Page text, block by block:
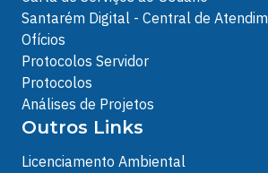
Santarém Digital - Central de
Ofícios
Protocolos Servidor
Protocolos
Análises de Projetos
Outros Links
Licenciamento Ambiental